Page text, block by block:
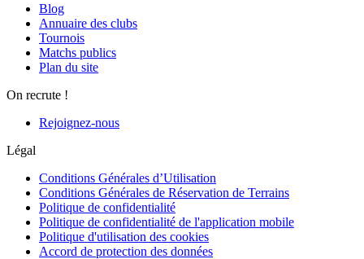
Blog
Annuaire des clubs
Tournois
Matchs publics
Plan du site
On recrute !
Rejoignez-nous
Légal
Conditions Générales d’Utilisation
Conditions Générales de Réservation de Terrains
Politique de confidentialité
Politique de confidentialité de l'application mobile
Politique d'utilisation des cookies
Accord de protection des données